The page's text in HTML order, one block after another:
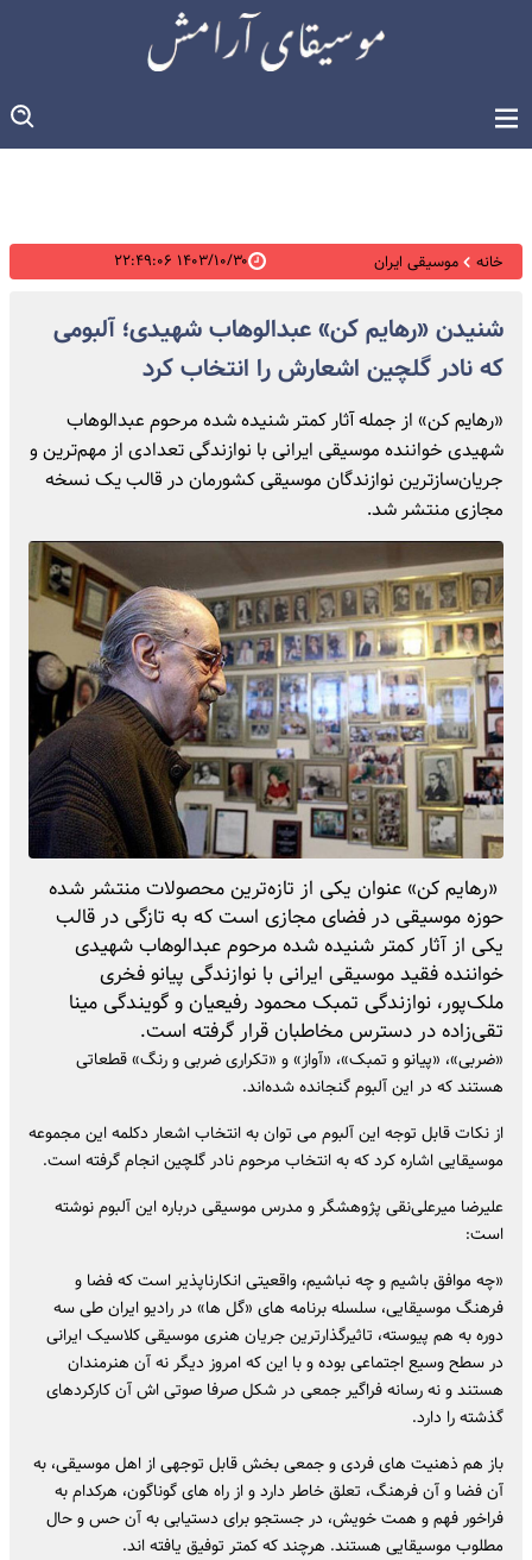
خانه موسیقی ایران ۱۴۰۳/۱۰/۳۰ ۲۲:۴۹:۰۶
شنیدن «رهایم کن» عبدالوهاب شهیدی؛ آلبومی
که نادر گلچین اشعارش را انتخاب کرد
«رهایم کن» از جمله آثار کمتر شنیده شده مرحوم عبدالوهاب
شهیدی خواننده موسیقی ایرانی با نوازندگی تعدادی از مهم‌ترین و
جریان‌سازترین نوازندگان موسیقی کشورمان در قالب یک نسخه
مجازی منتشر شد.
«رهایم کن» عنوان یکی از تازه‌ترین محصولات منتشر شده
حوزه موسیقی در فضای مجازی است که به تازگی در قالب
یکی از آثار کمتر شنیده شده مرحوم عبدالوهاب شهیدی
خواننده فقید موسیقی ایرانی با نوازندگی پیانو فخری
ملک‌پور، نوازندگی تمبک محمود رفیعیان و گویندگی مینا
تقی‌زاده در دسترس مخاطبان قرار گرفته است.
«ضربی»، «پیانو و تمبک»، «آواز» و «تکراری ضربی و رنگ» قطعاتی
هستند که در این آلبوم گنجانده شده‌اند.
از نکات قابل توجه این آلبوم می توان به انتخاب اشعار دکلمه این مجموعه
موسیقایی اشاره کرد که به انتخاب مرحوم نادر گلچین انجام گرفته است.
علیرضا میرعلی‌نقی پژوهشگر و مدرس موسیقی درباره این آلبوم نوشته
است:
«چه موافق باشیم و چه نباشیم، واقعیتی انکارناپذیر است که فضا و
فرهنگ موسیقایی، سلسله برنامه های «گل ها» در رادیو ایران طی سه
دوره به هم پیوسته، تاثیرگذارترین جریان هنری موسیقی کلاسیک ایرانی
در سطح وسیع اجتماعی بوده و با این که امروز دیگر نه آن هنرمندان
هستند و نه رسانه فراگیر جمعی در شکل صرفا صوتی اش آن کارکردهای
گذشته را دارد.
باز هم ذهنیت های فردی و جمعی بخش قابل توجهی از اهل موسیقی، به
آن فضا و آن فرهنگ، تعلق خاطر دارد و از راه های گوناگون، هرکدام به
فراخور فهم و همت خویش، در جستجو برای دستیابی به آن حس و حال
مطلوب موسیقایی هستند. هرچند که کمتر توفیق یافته اند.